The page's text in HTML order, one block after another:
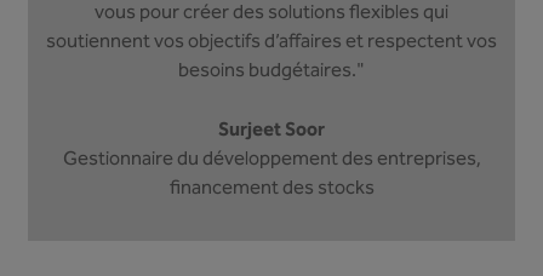
vous pour créer des solutions flexibles qui
soutiennent vos objectifs d’affaires et respectent vos
besoins budgétaires."
Surjeet Soor
Gestionnaire du développement des entreprises,
financement des stocks